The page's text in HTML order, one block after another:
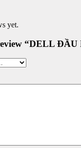
yet.
“DELL ĐẦU